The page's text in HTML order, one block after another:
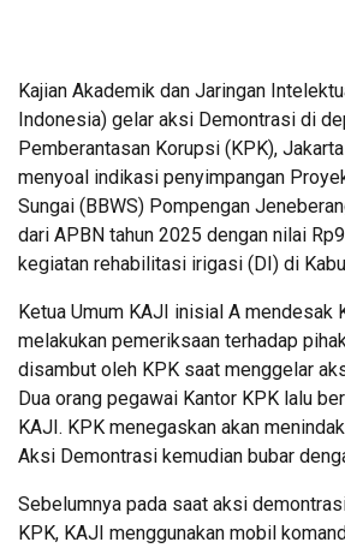
Kajian Akademik dan Jaringan
Indonesia) gelar aksi Demontrasi di
Pemberantasan Korupsi (KPK),
menyoal indikasi penyimpangan
Sungai (BBWS) Pompengan
dari APBN tahun 2025 dengan nilai
kegiatan rehabilitasi irigasi (DI) di
Ketua Umum KAJI inisial A mendesak
melakukan pemeriksaan terhadap
disambut oleh KPK saat menggelar
Dua orang pegawai Kantor KPK lalu
KAJI. KPK menegaskan akan
Aksi Demontrasi kemudian bubar
Sebelumnya pada saat aksi
KPK, KAJI menggunakan mobil